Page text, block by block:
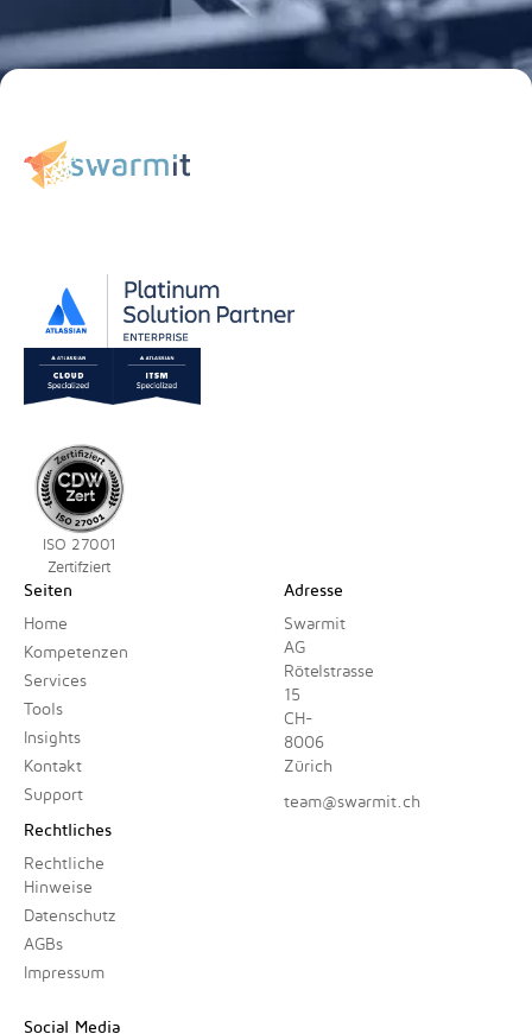
ISO 27001
Zertifziert
Seiten
Home
Kompetenzen
Services
Tools
Insights
Kontakt
Support
Adresse
Swarmit
AG
Rötelstrasse
15
CH-
8006
Zürich
team@swarmit.ch
Rechtliches
Rechtliche
Hinweise
Datenschutz
AGBs
Impressum
Social Media